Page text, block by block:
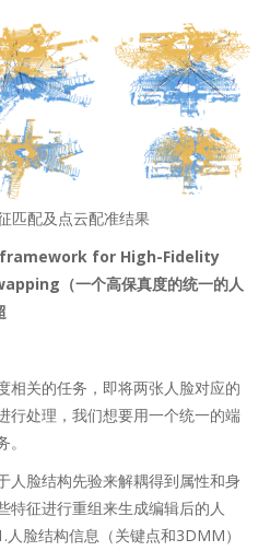
匹配及点云配准结果
for High-Fidelity
（一个高保真度的统一的人
相关的任务，即将两张人脸对应的
行处理，我们想要用一个统一的端
人脸结构先验来解耦得到属性和身
特征进行重组来生成编辑后的人
脸结构信息（关键点和3DMM）